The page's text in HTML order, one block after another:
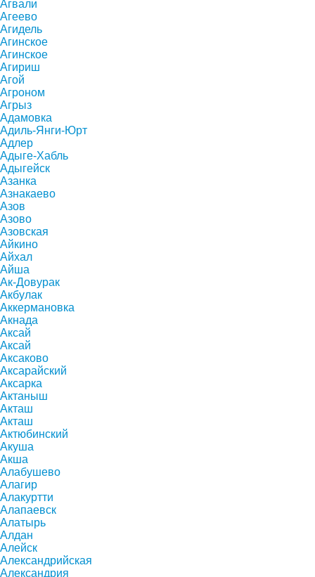
Агвали
Агеево
Агидель
Агинское
Агинское
Агириш
Агой
Агроном
Агрыз
Адамовка
Адиль-Янги-Юрт
Адлер
Адыге-Хабль
Адыгейск
Азанка
Азнакаево
Азов
Азово
Азовская
Айкино
Айхал
Айша
Ак-Довурак
Акбулак
Аккермановка
Акнада
Аксай
Аксай
Аксаково
Аксарайский
Аксарка
Актаныш
Акташ
Акташ
Актюбинский
Акуша
Акша
Алабушево
Алагир
Алакуртти
Алапаевск
Алатырь
Алдан
Алейск
Александрийская
Александрия